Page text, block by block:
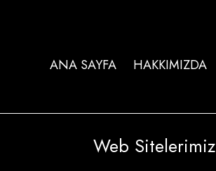
ANA SAYFA HAKKIMIZDA
Web Sitelerimiz